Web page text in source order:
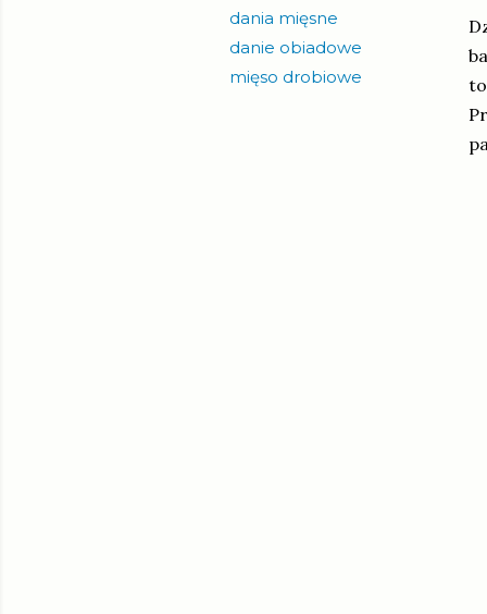
dania mięsne
danie obiadowe
mięso drobiowe